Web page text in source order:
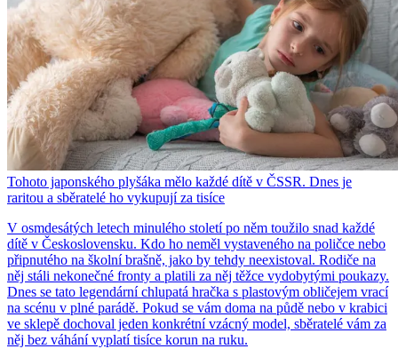
Tohoto japonského plyšáka mělo každé dítě v ČSSR. Dnes je
raritou a sběratelé ho vykupují za tisíce
V osmdesátých letech minulého století po něm toužilo snad každé
dítě v Československu. Kdo ho neměl vystaveného na poličce nebo
připnutého na školní brašně, jako by tehdy neexistoval. Rodiče na
něj stáli nekonečné fronty a platili za něj těžce vydobytými poukazy.
Dnes se tato legendární chlupatá hračka s plastovým obličejem vrací
na scénu v plné parádě. Pokud se vám doma na půdě nebo v krabici
ve sklepě dochoval jeden konkrétní vzácný model, sběratelé vám za
něj bez váhání vyplatí tisíce korun na ruku.